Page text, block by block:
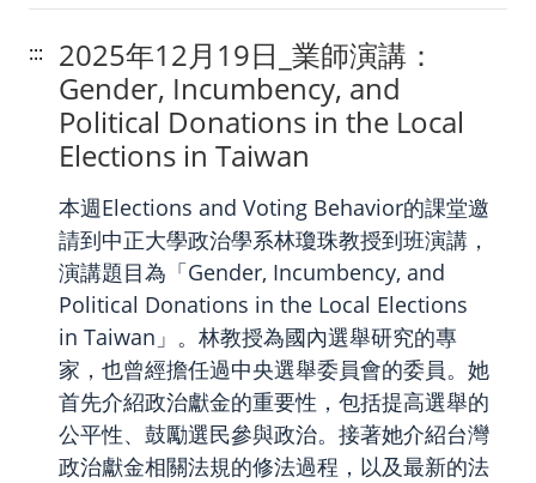
:::
2025年12月19日_業師演講：
Gender, Incumbency, and
Political Donations in the Local
Elections in Taiwan
本週Elections and Voting Behavior的課堂邀
請到中正大學政治學系林瓊珠教授到班演講，
演講題目為「Gender, Incumbency, and
Political Donations in the Local Elections
in Taiwan」。林教授為國內選舉研究的專
家，也曾經擔任過中央選舉委員會的委員。她
首先介紹政治獻金的重要性，包括提高選舉的
公平性、鼓勵選民參與政治。接著她介紹台灣
政治獻金相關法規的修法過程，以及最新的法